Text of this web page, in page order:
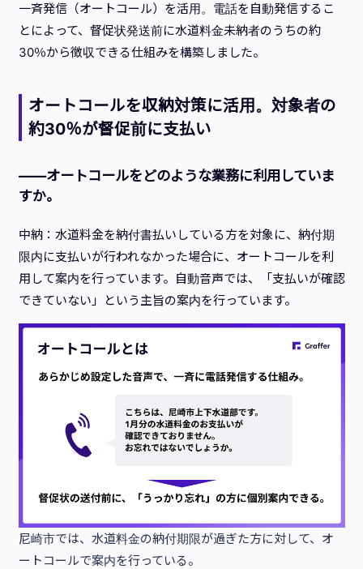
一斉発信（オートコール）を活用。電話を自動発信するこ
とによって、督促状発送前に水道料金未納者のうちの約
30％から徴収できる仕組みを構築しました。
オートコールを収納対策に活用。対象者の
約30％が督促前に支払い
——オートコールをどのような業務に利用していま
すか。
中納：水道料金を納付書払いしている方を対象に、納付期
限内に支払いが行われなかった場合に、オートコールを利
用して案内を行っています。自動音声では、「支払いが確認
できていない」という主旨の案内を行っています。
尼崎市では、水道料金の納付期限が過ぎた方に対して、オ
ートコールで案内を行っている。